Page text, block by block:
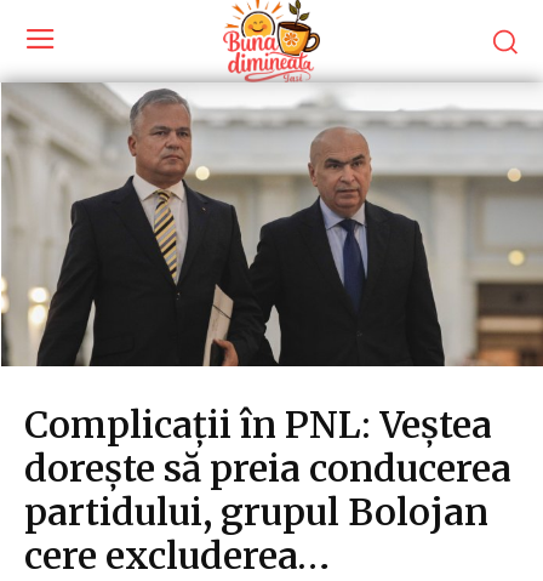
Complicații în PNL: Veștea
dorește să preia conducerea
partidului, grupul Bolojan
cere excluderea…